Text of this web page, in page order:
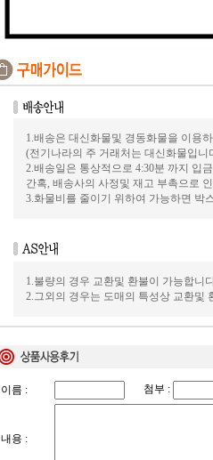
1.배송은 대신화물및 경동화물을 이용
(전기나라의 주 거래처는 대신화물입니
2.배송일은 통상적으로 4:30분 까지 입
간혹, 배송사의 사정및 재고 부촉으로
3.화물비를 줄이기 위하여 가능하면 박
1.불량의 경우 교환및 환불이 가능합니
2.그외의 경우는 도매의 특성상 교환및
이름 : 첨부 :
내용 :